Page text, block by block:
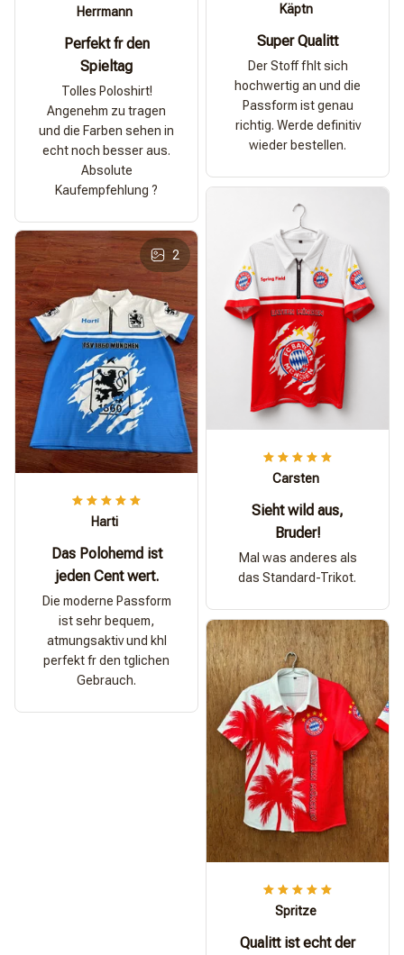
Herrmann
Perfekt fr den
Spieltag
Tolles Poloshirt!
Angenehm zu tragen
und die Farben sehen in
echt noch besser aus.
Absolute
Kaufempfehlung ?
Käptn
Super Qualitt
Der Stoff fhlt sich
hochwertig an und die
Passform ist genau
richtig. Werde definitiv
wieder bestellen.
Carsten
Sieht wild aus,
Bruder!
Mal was anderes als
das Standard-Trikot.
2
Harti
Das Polohemd ist
jeden Cent wert.
Die moderne Passform
ist sehr bequem,
atmungsaktiv und khl
perfekt fr den tglichen
Gebrauch.
Spritze
Qualitt ist echt der